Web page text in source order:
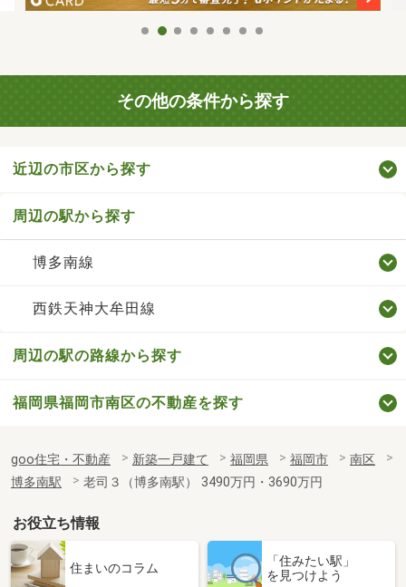
その他の条件から探す
近辺の市区から探す
周辺の駅から探す
博多南線
西鉄天神大牟田線
周辺の駅の路線から探す
福岡県福岡市南区の不動産を探す
goo住宅・不動産 新築一戸建て 福岡県 福岡市
南区
博多南駅
老司３（博多南駅） 3490万円・3690万円
お役立ち情報
住まいのコラム
「住みたい駅」
を見つけよう